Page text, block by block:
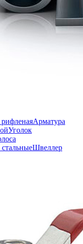
Арматура
Уголок
Швеллер